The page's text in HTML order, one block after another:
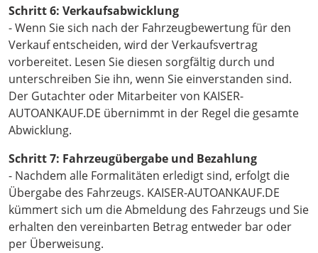
Schritt 6: Verkaufsabwicklung
- Wenn Sie sich nach der Fahrzeugbewertung für den
Verkauf entscheiden, wird der Verkaufsvertrag
vorbereitet. Lesen Sie diesen sorgfältig durch und
unterschreiben Sie ihn, wenn Sie einverstanden sind.
Der Gutachter oder Mitarbeiter von KAISER-
AUTOANKAUF.DE übernimmt in der Regel die gesamte
Abwicklung.
Schritt 7: Fahrzeugübergabe und Bezahlung
- Nachdem alle Formalitäten erledigt sind, erfolgt die
Übergabe des Fahrzeugs. KAISER-AUTOANKAUF.DE
kümmert sich um die Abmeldung des Fahrzeugs und Sie
erhalten den vereinbarten Betrag entweder bar oder
per Überweisung.